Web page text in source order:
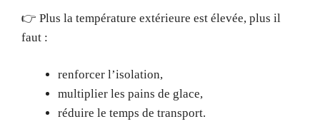
👉 Plus la température extérieure est élevée, plus il
faut :
renforcer l’isolation,
multiplier les pains de glace,
réduire le temps de transport.